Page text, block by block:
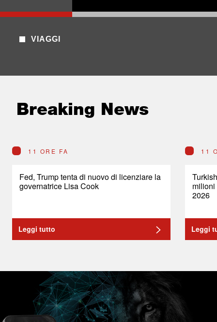
VIAGGI
Breaking News
11 ORE FA
Fed, Trump tenta di nuovo di licenziare la
governatrice Lisa Cook
Leggi tutto
11
2026
Leggi